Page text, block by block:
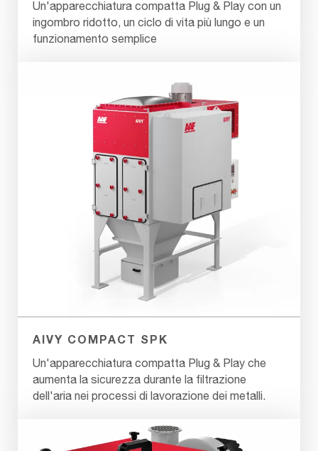
Un'apparecchiatura compatta Plug & Play con un
ingombro ridotto, un ciclo di vita più lungo e un
funzionamento semplice
AIVY COMPACT SPK
Un'apparecchiatura compatta Plug & Play che
aumenta la sicurezza durante la filtrazione
dell'aria nei processi di lavorazione dei metalli.